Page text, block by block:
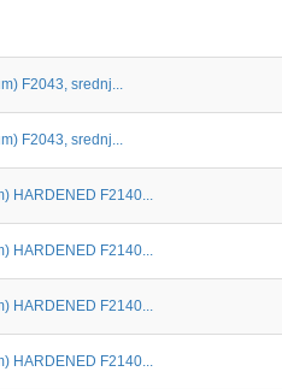
F2043, srednj...
F2043, srednj...
HARDENED F2140...
HARDENED F2140...
HARDENED F2140...
HARDENED F2140...